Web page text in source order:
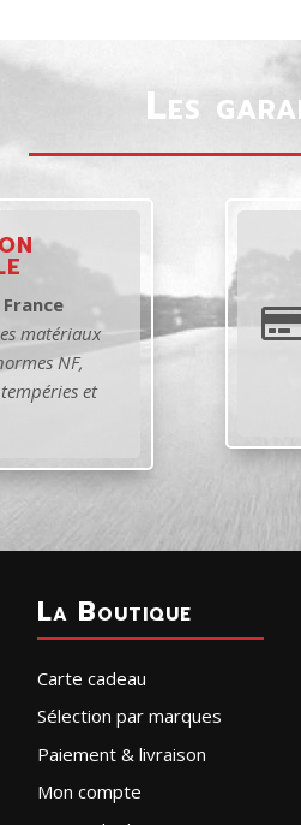
Les
matériaux
NF,
et

La Boutique
Carte cadeau
Sélection par marques
Paiement & livraison
Mon compte